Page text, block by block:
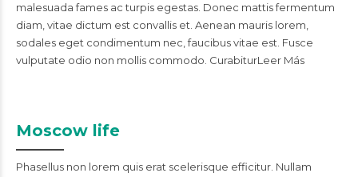
malesuada fames ac turpis egestas. Donec mattis fermentum
diam, vitae dictum est convallis et. Aenean mauris lorem,
sodales eget condimentum nec, faucibus vitae est. Fusce
vulputate odio non mollis commodo. CurabiturLeer Más
Moscow life
Phasellus non lorem quis erat scelerisque efficitur. Nullam